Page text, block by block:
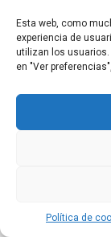
Esta web, como
experiencia de
utilizan los usuarios.
en "Ver
Política de